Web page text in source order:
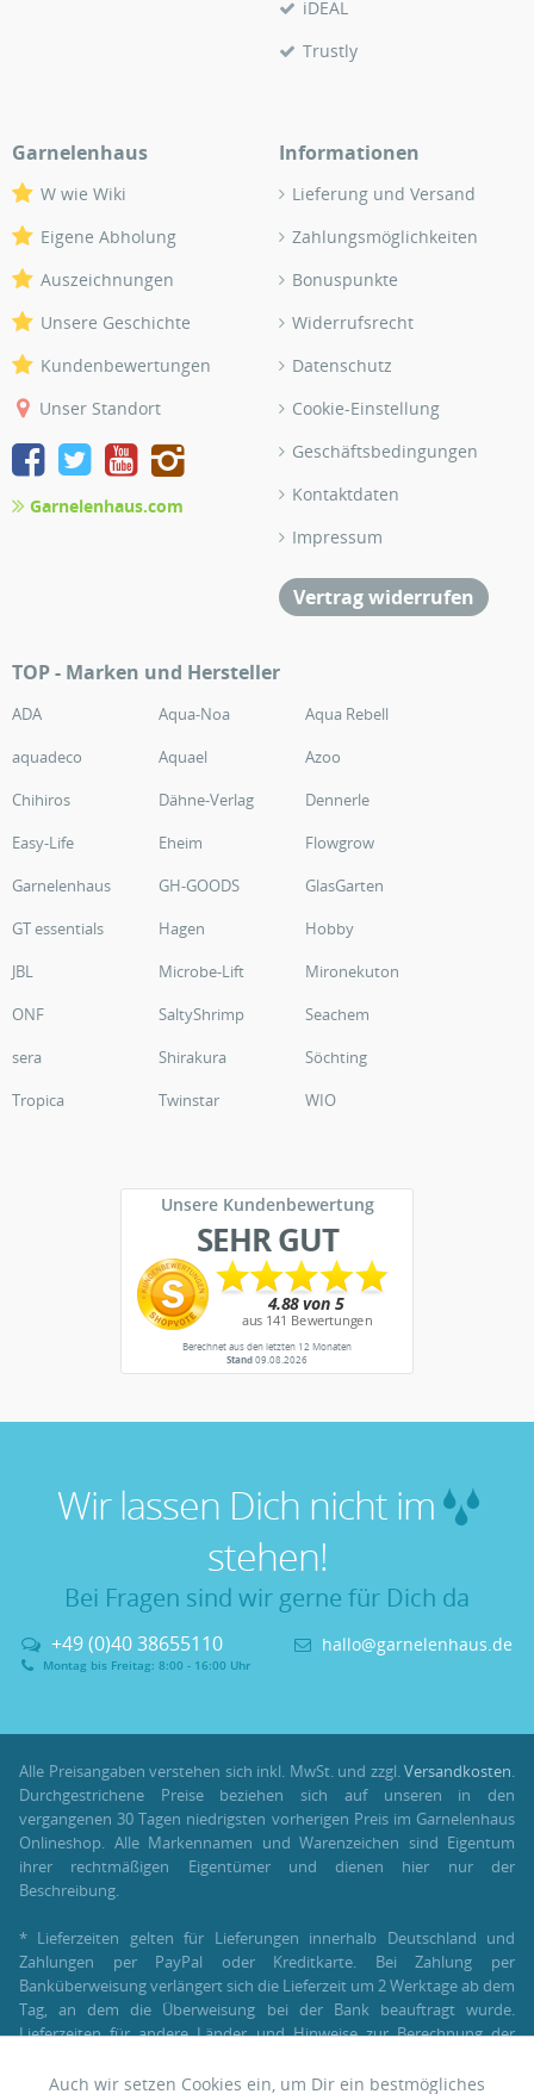
iDEAL
Trustly
Garnelenhaus
W wie Wiki
Eigene Abholung
Auszeichnungen
Unsere Geschichte
Kundenbewertungen
Unser Standort
Garnelenhaus.com
Informationen
Lieferung und Versand
Zahlungsmöglichkeiten
Bonuspunkte
Widerrufsrecht
Datenschutz
Cookie-Einstellung
Geschäftsbedingungen
Kontaktdaten
Impressum
Vertrag widerrufen
TOP - Marken und Hersteller
ADA Aqua-Noa
Aqua Rebell
aquadeco
Aquael
Azoo
Chihiros
Dähne-Verlag
Dennerle
Easy-Life
Eheim
Flowgrow
Garnelenhaus
GH-GOODS
GlasGarten
GT essentials
Hagen
Hobby
JBL
Microbe-Lift
Mironekuton
ONF
SaltyShrimp
Seachem
sera
Shirakura
Söchting
Tropica
Twinstar WIO
Unsere Kundenbewertung
SEHR GUT
Berechnet aus den letzten 12 Monaten
Stand09.08.2026
Wir lassen Dich nicht im
stehen!
Bei Fragen sind wir gerne für Dich da
+49 (0)40 38655110
Montag bis Freitag: 8:00 - 16:00 Uhr
hallo@garnelenhaus.de
Alle Preisangaben verstehen sich inkl. MwSt. und zzgl.Versandkosten.
Durchgestrichene Preise beziehen sich auf unseren in den
vergangenen 30 Tagen niedrigsten vorherigen Preis im Garnelenhaus
Onlineshop. Alle Markennamen und Warenzeichen sind Eigentum
ihrer rechtmäßigen Eigentümer und dienen hier nur der
Beschreibung.
* Lieferzeiten gelten für Lieferungen innerhalb Deutschland und
Zahlungen per PayPal oder Kreditkarte. Bei Zahlung per
Banküberweisung verlängert sich die Lieferzeit um 2 Werktage ab dem
Tag, an dem die Überweisung bei der Bank beauftragt wurde.
Lieferzeiten für andere Länder und Hinweise zur Berechnung der
Funktionale Aktiv
Auch wir setzen Cookies ein, um Dir ein bestmögliches